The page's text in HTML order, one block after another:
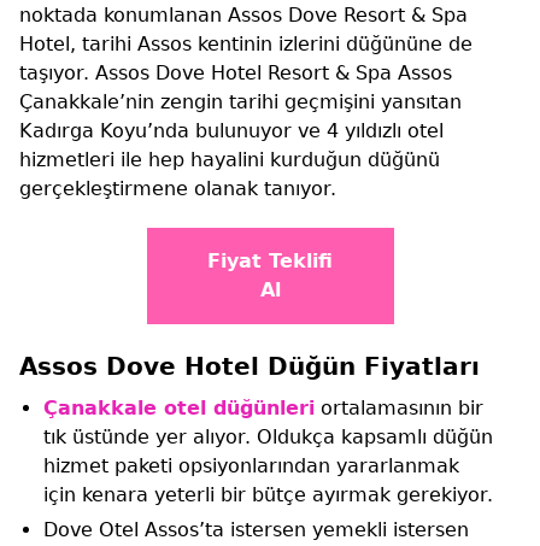
noktada konumlanan Assos Dove Resort & Spa
Hotel, tarihi Assos kentinin izlerini düğününe de
taşıyor. Assos Dove Hotel Resort & Spa Assos
Çanakkale’nin zengin tarihi geçmişini yansıtan
Kadırga Koyu’nda bulunuyor ve 4 yıldızlı otel
hizmetleri ile hep hayalini kurduğun düğünü
gerçekleştirmene olanak tanıyor.
Fiyat Teklifi
Al
Assos Dove Hotel Düğün Fiyatları
Çanakkale otel düğünleri ortalamasının bir
tık üstünde yer alıyor. Oldukça kapsamlı düğün
hizmet paketi opsiyonlarından yararlanmak
için kenara yeterli bir bütçe ayırmak gerekiyor.
Dove Otel Assos’ta istersen yemekli istersen